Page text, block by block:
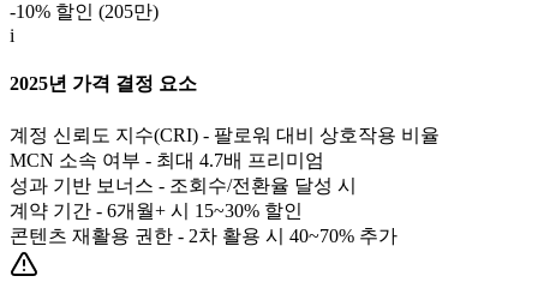
-10% 할인 (205만)
i
2025년 가격 결정 요소
계정 신뢰도 지수(CRI) - 팔로워 대비 상호작용 비율
MCN 소속 여부 - 최대 4.7배 프리미엄
성과 기반 보너스 - 조회수/전환율 달성 시
계약 기간 - 6개월+ 시 15~30% 할인
콘텐츠 재활용 권한 - 2차 활용 시 40~70% 추가